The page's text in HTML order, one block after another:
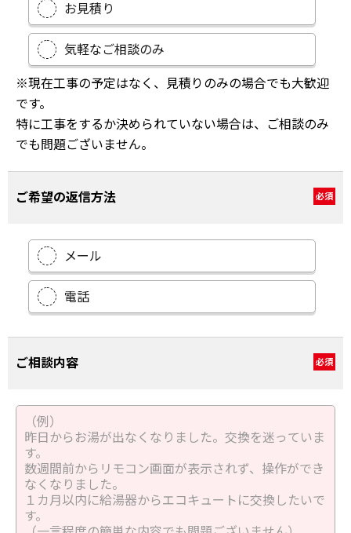
お見積り
気軽なご相談のみ
※現在工事の予定はなく、見積りのみの場合でも大歓迎
です。
特に工事をするか決められていない場合は、ご相談のみ
でも問題ございません。
ご希望の返信方法 必須
メール
電話
ご相談内容 必須